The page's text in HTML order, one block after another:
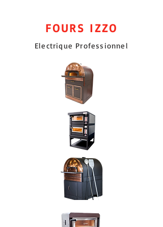
FOURS IZZO
Electrique Professionnel